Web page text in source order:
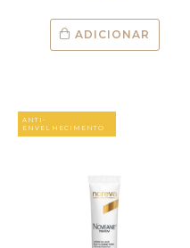
ADICIONAR
ANTI-
ENVELHECIMENTO